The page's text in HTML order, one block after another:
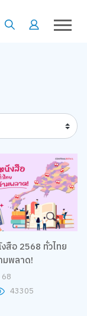
สือ 2568 ทั่วไทย
มพลาด!
43305